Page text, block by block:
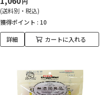
(送料別・税込)
獲得ポイント : 10
詳細 カートに入れる